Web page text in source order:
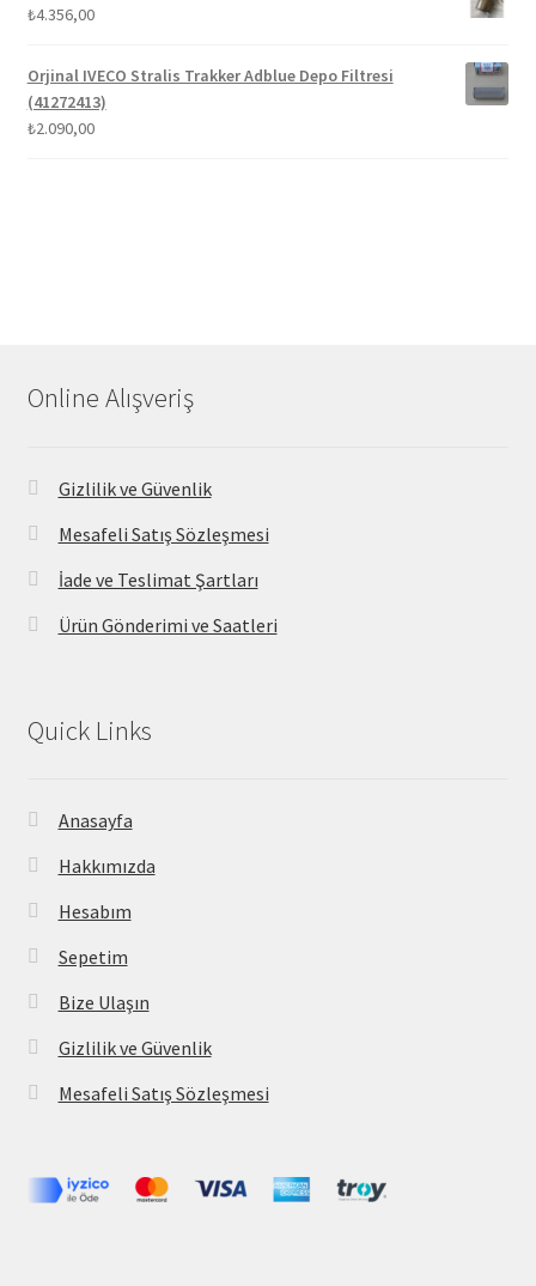
₺4.356,00
Orjinal IVECO Stralis Trakker Adblue Depo Filtresi
(41272413)
₺2.090,00
Online Alışveriş
Gizlilik ve Güvenlik
Mesafeli Satış Sözleşmesi
İade ve Teslimat Şartları
Ürün Gönderimi ve Saatleri
Quick Links
Anasayfa
Hakkımızda
Hesabım
Sepetim
Bize Ulaşın
Gizlilik ve Güvenlik
Mesafeli Satış Sözleşmesi